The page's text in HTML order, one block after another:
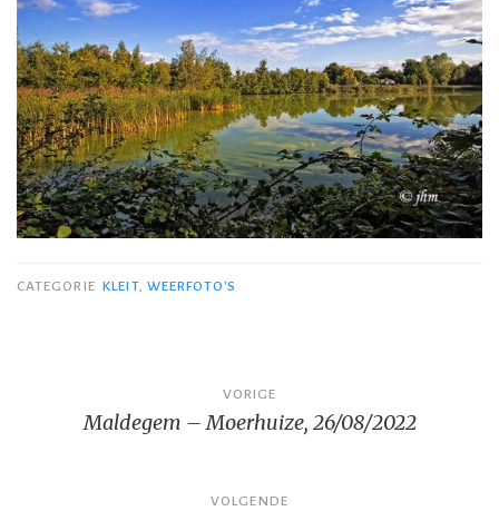
CATEGORIE KLEIT, WEERFOTO'S
navigatie
VORIGE
Maldegem – Moerhuize, 26/08/2022
VOLGENDE